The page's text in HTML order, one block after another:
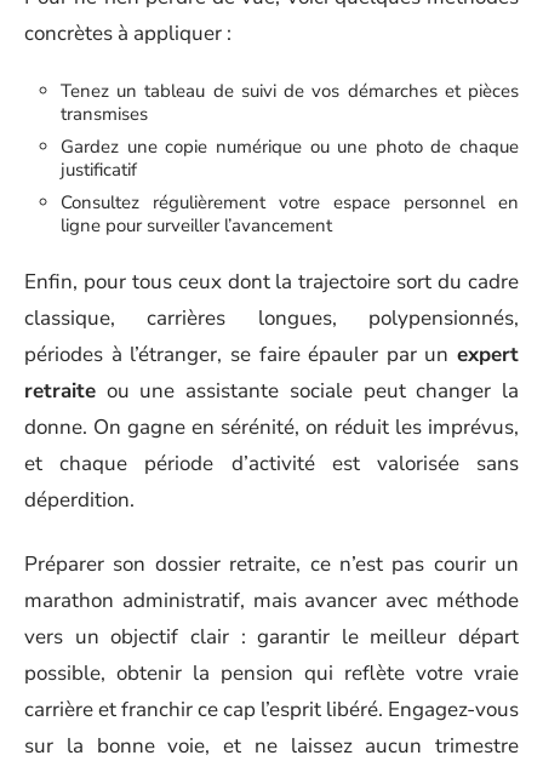
concrètes à appliquer :
Tenez un tableau de suivi de vos démarches et pièces
transmises
Gardez une copie numérique ou une photo de chaque
justificatif
Consultez régulièrement votre espace personnel en
ligne pour surveiller l’avancement
Enfin, pour tous ceux dont la trajectoire sort du cadre
classique, carrières longues, polypensionnés,
périodes à l’étranger, se faire épauler par un expert
retraite ou une assistante sociale peut changer la
donne. On gagne en sérénité, on réduit les imprévus,
et chaque période d’activité est valorisée sans
déperdition.
Préparer son dossier retraite, ce n’est pas courir un
marathon administratif, mais avancer avec méthode
vers un objectif clair : garantir le meilleur départ
possible, obtenir la pension qui reflète votre vraie
carrière et franchir ce cap l’esprit libéré. Engagez-vous
sur la bonne voie, et ne laissez aucun trimestre